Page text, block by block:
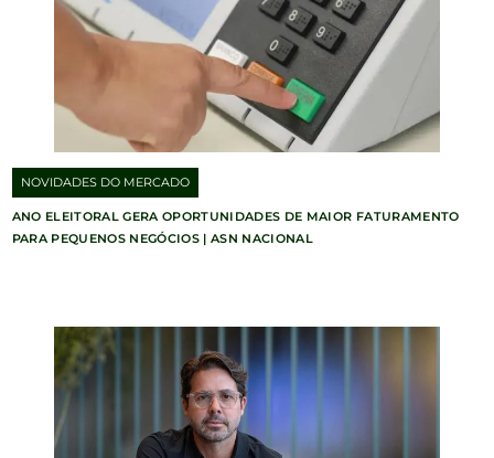
NOVIDADES DO MERCADO
ANO ELEITORAL GERA OPORTUNIDADES DE MAIOR FATURAMENTO
PARA PEQUENOS NEGÓCIOS | ASN NACIONAL